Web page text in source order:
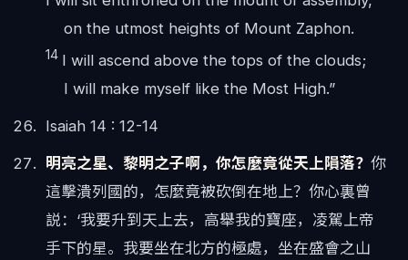
on the utmost heights of Mount Zaphon.
14 I will ascend above the tops of the clouds;
I will make myself like the Most High.”
Isaiah 14 : 12-14
明亮之星、黎明之子啊，你怎麼竟從天上隕落？你
這擊潰列國的，怎麼竟被砍倒在地上？你心裏曾
説：‘我要升到天上去，高舉我的寶座，凌駕上帝
手下的星。我要坐在北方的極處，坐在盛會之山